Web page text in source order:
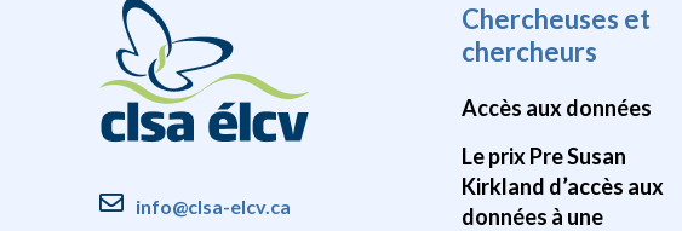
info@clsa-elcv.ca
Chercheuses et
chercheurs
Accès aux données
Le prix Pre Susan
Kirkland d’accès aux
données à une